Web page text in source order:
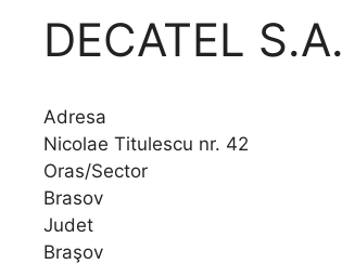
DECATEL S.A.
Adresa
Nicolae Titulescu nr. 42
Oras/Sector
Brasov
Judet
Braşov